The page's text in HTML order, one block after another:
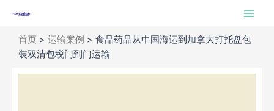
Main
首页 > 运输案例 > 食品药品从中国海运到加拿大打托盘包
装双清包税门到门运输